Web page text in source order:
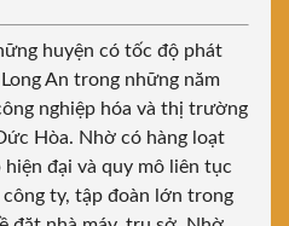
huyện có tốc độ phát
An trong những năm
nghiệp hóa và thị trường
Hòa. Nhờ có hàng loạt
đại và quy mô liên tục
ty, tập đoàn lớn trong